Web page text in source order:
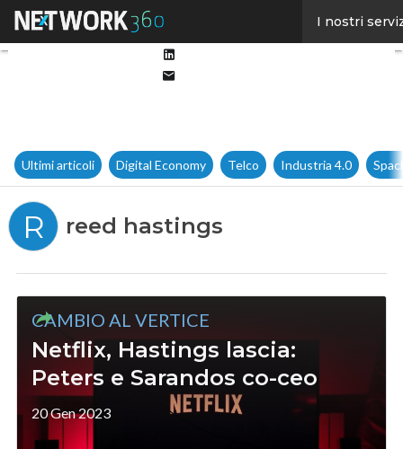
I nostri
Ultimi articoli Digital Economy Telco Industria 4.0
R reed hastings
CAMBIO AL VERTICE
Netflix, Hastings lascia:
Peters e Sarandos co-ceo
20 Gen 2023